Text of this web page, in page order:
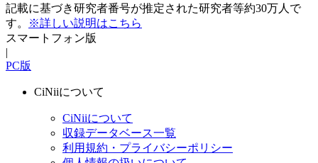
記載に基づき研究者番号が推定された研究者等約30万人で
す。
※詳しい説明はこちら
スマートフォン版
|
PC版
CiNiiについて
CiNiiについて
収録データベース一覧
利用規約・プライバシーポリシー